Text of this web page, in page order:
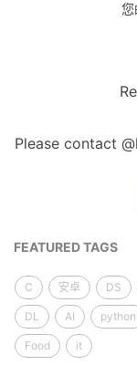
您
Please contact
FEATURED TAGS
C 安卓 DS
DL AI python
Food it